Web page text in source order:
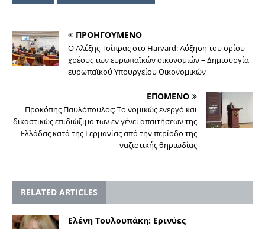
ΠΡΟΗΓΟΥΜΕΝΟ
Ο Αλέξης Τσίπρας στο Harvard: Αύξηση του ορίου
χρέους των ευρωπαϊκών οικονομιών – Δημιουργία
ευρωπαϊκού Υπουργείου Οικονομικών
ΕΠΟΜΕΝΟ
Προκόπης Παυλόπουλος: Το νομικώς ενεργό και
δικαστικώς επιδιώξιμο των εν γένει απαιτήσεων της
Ελλάδας κατά της Γερμανίας από την περίοδο της
ναζιστικής θηριωδίας
RELATED ARTICLES
Ελένη Τουλουπάκη: Ερινύες